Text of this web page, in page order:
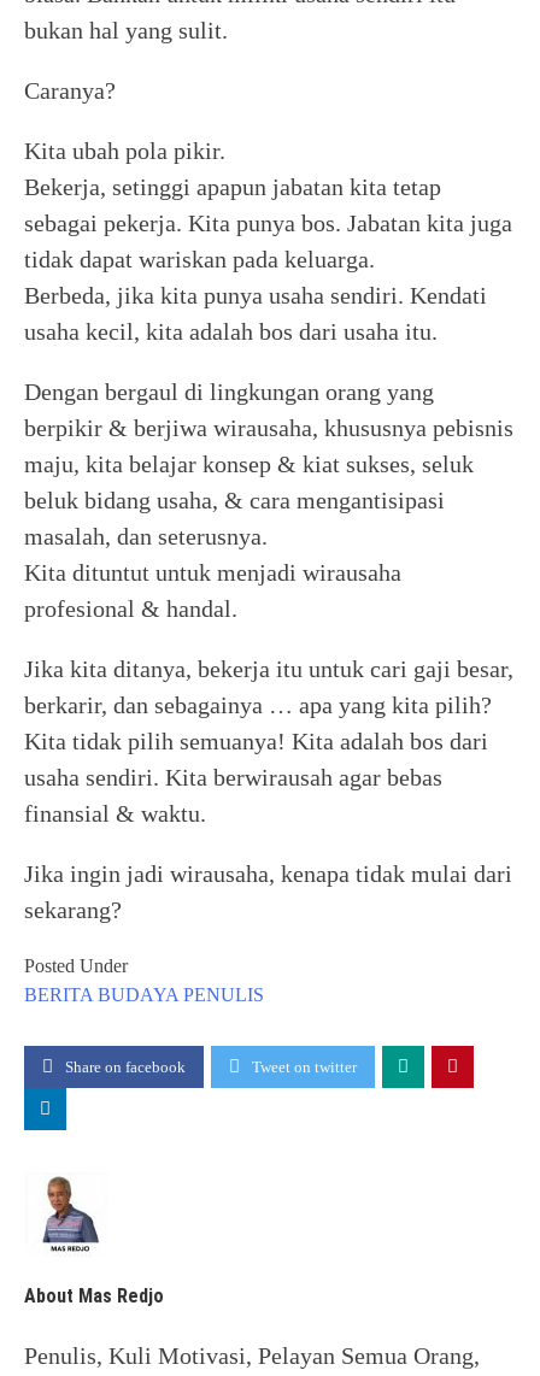
bukan hal yang sulit.
Caranya?
Kita ubah pola pikir.
Bekerja, setinggi apapun jabatan kita tetap
sebagai pekerja. Kita punya bos. Jabatan kita juga
tidak dapat wariskan pada keluarga.
Berbeda, jika kita punya usaha sendiri. Kendati
usaha kecil, kita adalah bos dari usaha itu.
Dengan bergaul di lingkungan orang yang
berpikir & berjiwa wirausaha, khususnya pebisnis
maju, kita belajar konsep & kiat sukses, seluk
beluk bidang usaha, & cara mengantisipasi
masalah, dan seterusnya.
Kita dituntut untuk menjadi wirausaha
profesional & handal.
Jika kita ditanya, bekerja itu untuk cari gaji besar,
berkarir, dan sebagainya … apa yang kita pilih?
Kita tidak pilih semuanya! Kita adalah bos dari
usaha sendiri. Kita berwirausah agar bebas
finansial & waktu.
Jika ingin jadi wirausaha, kenapa tidak mulai dari
sekarang?
Posted Under
BERITA BUDAYA PENULIS
Share on facebook Tweet on twitter
About Mas Redjo
Penulis, Kuli Motivasi, Pelayan Semua Orang,